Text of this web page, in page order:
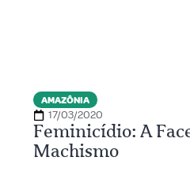
AMAZÔNIA
17/03/2020
Feminicídio: A
Machismo